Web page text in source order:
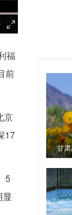
福
前
京
17
5
甘